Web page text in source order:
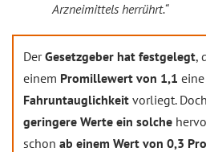
Arzneimittels herrührt.“
DerGesetzgeber hat festgelegt,
einem Promillewert von 1,1
Fahruntauglichkeit vorliegt.
geringere Werte ein solche
schon ab einem Wert von 0,3